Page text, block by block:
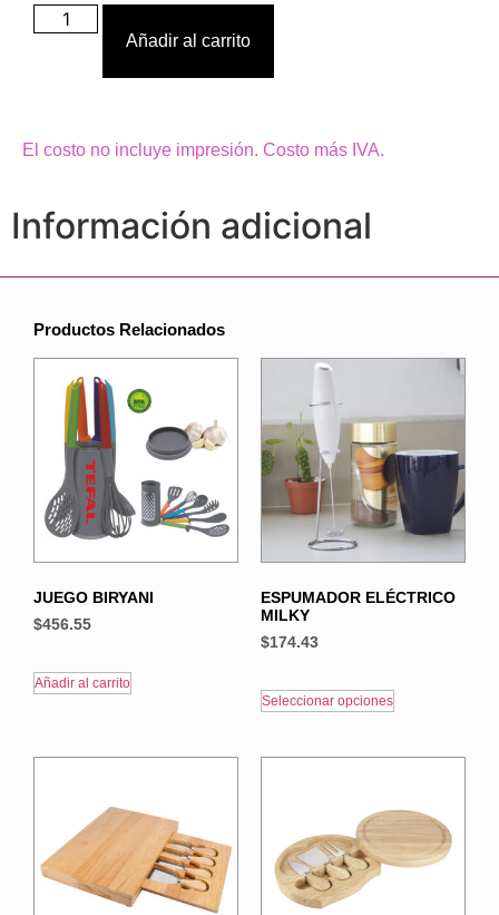
Añadir al carrito
El costo no incluye impresión. Costo más IVA.
Información adicional
Productos Relacionados
JUEGO BIRYANI
$456.55
Añadir al carrito
ESPUMADOR ELÉCTRICO
MILKY
$174.43
Seleccionar opciones